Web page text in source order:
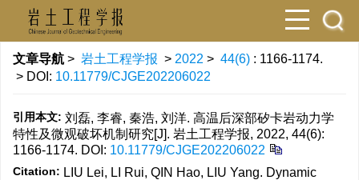
文章导航 > 岩土工程学报 > 2022 > 44(6) : 1166-1174.
> DOI: 10.11779/CJGE202206022
引用本文: 刘磊, 李睿, 秦浩, 刘洋. 高温后深部矽卡岩动力学
特性及微观破坏机制研究[J]. 岩土工程学报, 2022, 44(6):
1166-1174. DOI: 10.11779/CJGE202206022
Citation: LIU Lei, LI Rui, QIN Hao, LIU Yang. Dynamic